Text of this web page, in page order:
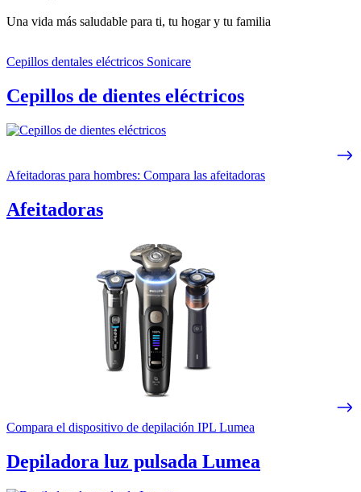
Una vida más saludable para ti, tu hogar y tu familia
Cepillos dentales eléctricos Sonicare
Cepillos de dientes eléctricos
Afeitadoras para hombres: Compara las afeitadoras
Afeitadoras
Compara el dispositivo de depilación IPL Lumea
Depiladora luz pulsada Lumea